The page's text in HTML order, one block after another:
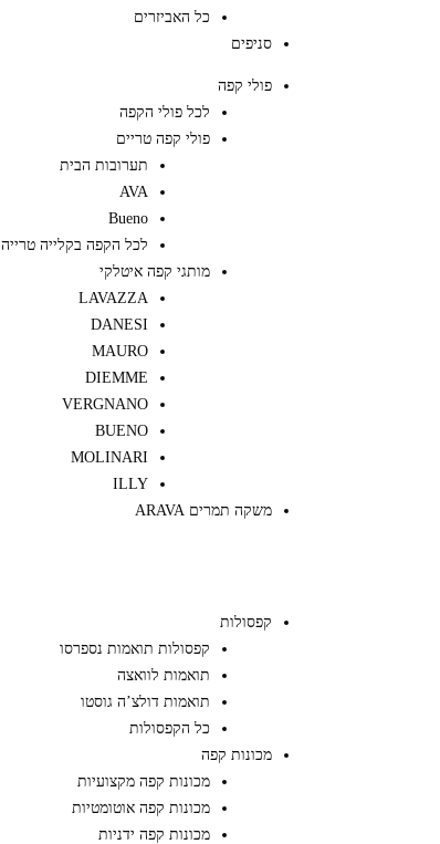
כל האביזרים
סניפים
פולי קפה
לכל פולי הקפה
פולי קפה טריים
תערובות הבית
AVA
Bueno
לכל הקפה בקלייה טרייה
מותגי קפה איטלקי
LAVAZZA
DANESI
MAURO
DIEMME
VERGNANO
BUENO
MOLINARI
ILLY
משקה תמרים ARAVA
קפסולות
קפסולות תואמות נספרסו
תואמות לוואצה
תואמות דולצ’ה גוסטו
כל הקפסולות
מכונות קפה
מכונות קפה מקצועיות
מכונות קפה אוטומטיות
מכונות קפה ידניות